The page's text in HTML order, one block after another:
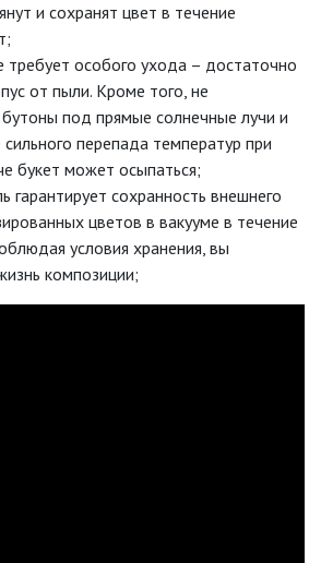
и сохранят цвет в течение
требует особого ухода – достаточно
от пыли. Кроме того, не
под прямые солнечные лучи и
перепада температур при
букет может осыпаться;
гарантирует сохранность внешнего
цветов в вакууме в течение
условия хранения, вы
композиции;